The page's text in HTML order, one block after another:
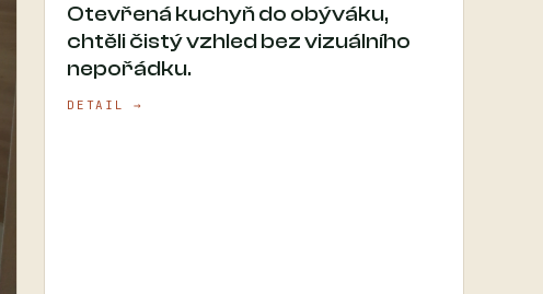
Otevřená kuchyň do obýváku,
chtěli čistý vzhled bez vizuálního
nepořádku.
DETAIL →